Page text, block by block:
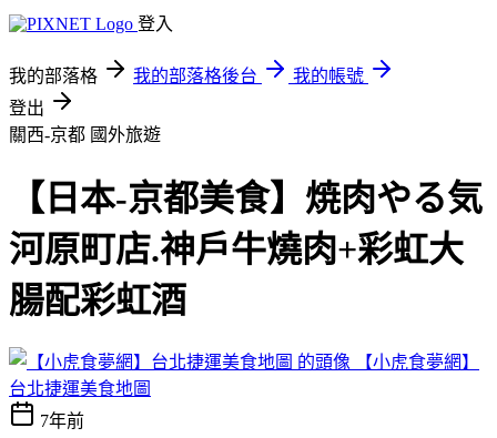
登入
我的部落格 我的部落格後台
我的帳號
登出
關西-京都 國外旅遊
【日本-京都美食】焼肉やる気
河原町店.神戶牛燒肉+彩虹大
腸配彩虹酒
【小虎食夢網】
台北捷運美食地圖
7年前